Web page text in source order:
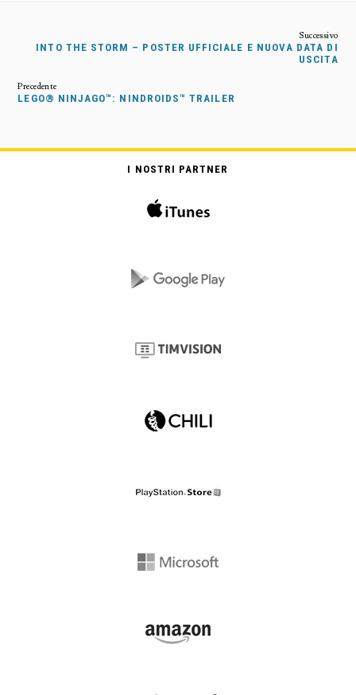
INTO THE STORM – POSTER UFFICIALE E NUOVA DATA DI
USCITA
LEGO® NINJAGO™: NINDROIDS™ TRAILER
I NOSTRI PARTNER